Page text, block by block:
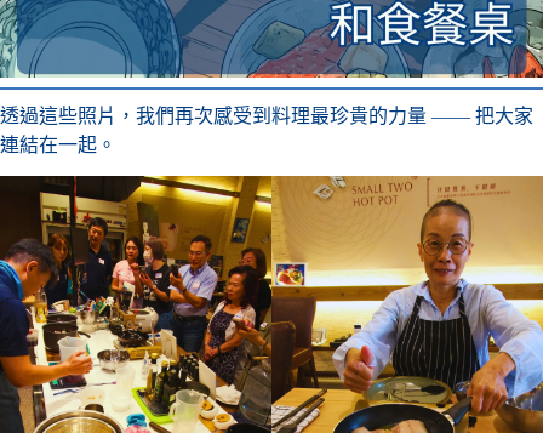
透過這些照片，我們再次感受到料理最珍貴的力量 —— 把大家
連結在一起。